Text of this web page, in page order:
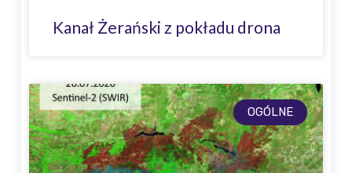
Kanał Żerański z pokładu drona
OGÓLNE